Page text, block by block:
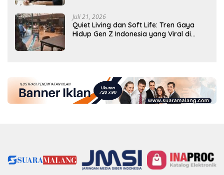
Juli 21, 2026
Quiet Living dan Soft Life: Tren Gaya
Hidup Gen Z Indonesia yang Viral di